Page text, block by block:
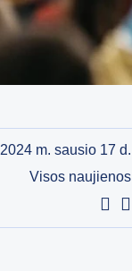
2024 m. sausio 17 d.
Visos naujienos